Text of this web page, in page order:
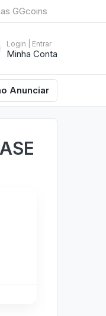
GGcoins
Login | Entrar
Minha Conta
Anunciar